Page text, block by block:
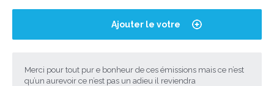
Ajouter le votre
Merci pour tout pur e bonheur de ces émissions mais ce n’est
qu’un aurevoir ce n’est pas un adieu il reviendra